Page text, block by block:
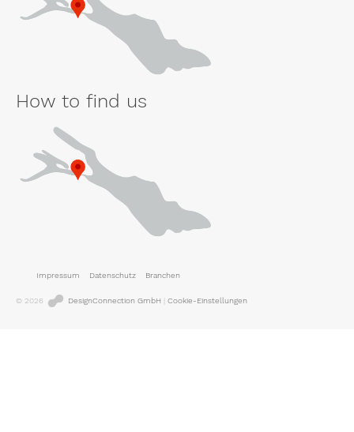
How to find us
Impressum Datenschutz Branchen
© 2026 DesignConnection GmbH Cookie-Einstellungen